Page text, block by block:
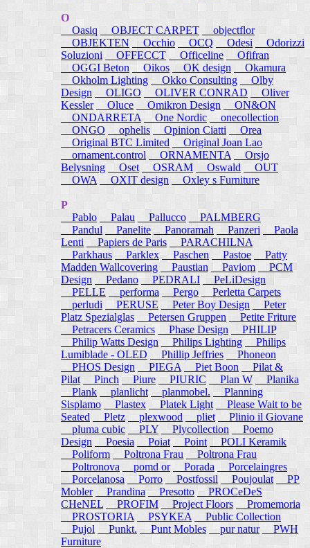
O
Oasiq
OBJECT CARPET
objectflor
OBJEKTEN
Occhio OCQ Odesi
Odorizzi
Soluzioni
OFFECCT Officeline
Ofifran
OGGI Beton
Oikos OK design
Okamura
Okholm Lighting
Okko Consulting
Olby
Design
OLIGO OLIVER CONRAD
Oliver
Kessler
Oluce Omikron Design
ON&ON
ONDARRETA
One Nordic
onecollection
ONGO
ophelis Opinion Ciatti
Orea
Original BTC Limited
Original Joan Lao
ornament.control
ORNAMENTA
Orsjo
Belysning
Oset OSRAM Oswald
OUT
OWA
OXIT design Oxley s Furniture
P
Pablo
Palau Pallucco
PALMBERG
Pandul
Panelite Panoramah Panzeri
Paola
Lenti
Papiers de Paris
PARACHILNA
Parkhaus
Parklex Paschen Pastoe
Patty
Madden Wallcovering
Paustian Paviom
PCM
Design
Pedano PEDRALI
PeLiDesign
PELLE
performa Pergo
Perletta Carpets
perludi
PERUSE Peter Boy Design
Peter
Platz Spezialglas
Petersen Gruppen
Petite Friture
Petracers Ceramics
Phase Design
PHILIP
Philip Watts Design
Philips Lighting
Philips
Lumiblade - OLED
Phillip Jeffries
Phoneon
PHOS Design
PIEGA Piet Boon
Pilat &
Pilat
Pinch Piure PIURIC Plan W
Planika
Plank
planlicht planmobel. Planning
Sisplamo
Plastex Platek Light
Please Wait to be
Seated
Pletz plexwood pliet
Plinio il Giovane
pluma cubic
PLY Plycollection
Poemo
Design
Poesia Poiat Point
POLI Keramik
Poliform
Poltrona Frau
Poltrona Frau
Poltronova
pomd or Porada
Porcelaingres
Porcelanosa
Porro Postfossil Poujoulat
PP
Mobler
Prandina Presotto
PROCeDeS
CHeNEL
PROFIM Project Floors
Promemoria
PROSTORIA
PSYKEA
Public Collection
Pujol
Punkt. Punt Mobles pur natur
PWH
Furniture